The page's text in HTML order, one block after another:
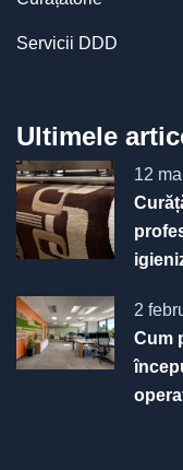
Servicii DDD
Ultimele
12
2
Cum